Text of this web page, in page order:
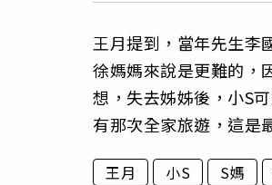
王月提到，當年先生李
徐媽媽來說是更難的，
想，失去姊姊後，小S
有那次全家旅遊，這是
王月 小S S媽